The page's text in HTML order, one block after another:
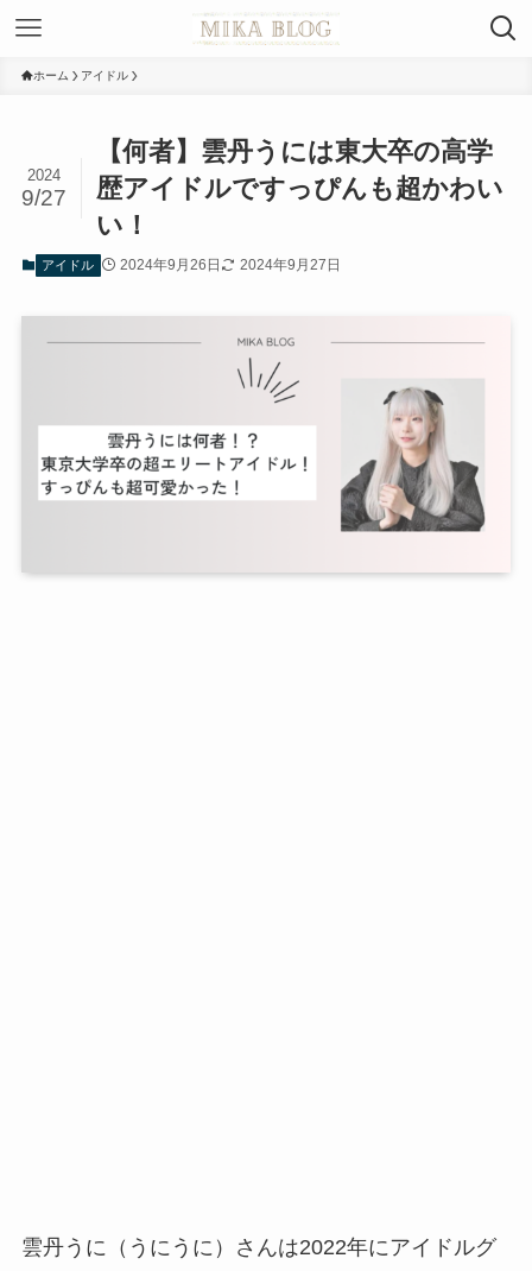
ホーム アイドル
【何者】雲丹うには東大卒の高学
歴アイドルですっぴんも超かわい
い！
2024
9/27
アイドル 2024年9月26日 2024年9月27日
雲丹うに（うにうに）さんは2022年にアイドルグ